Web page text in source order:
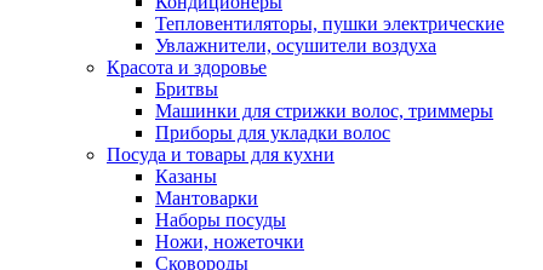
Тепловентиляторы, пушки электрические
Увлажнители, осушители воздуха
Красота и здоровье
Бритвы
Машинки для стрижки волос, триммеры
Приборы для укладки волос
Посуда и товары для кухни
Казаны
Мантоварки
Наборы посуды
Ножи, ножеточки
Сковороды